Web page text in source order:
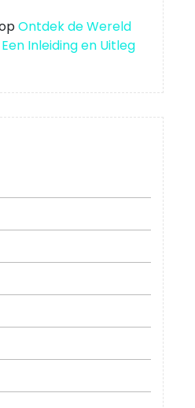
Ontdek de Wereld
Inleiding en Uitleg